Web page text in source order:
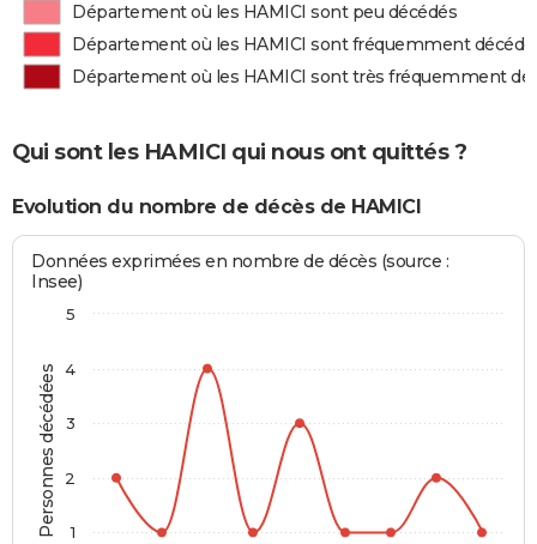
Département où les HAMICI sont peu décédés
Département où les HAMICI sont fréquemment
Département où les HAMICI sont très fréquemment
Qui sont les HAMICI qui nous ont quittés ?
Evolution du nombre de décès de HAMICI
Personnes décédées
Données exprimées en nombre de décès (source :
Insee)
1
2
3
4
5